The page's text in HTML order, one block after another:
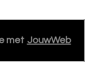
met JouwWeb